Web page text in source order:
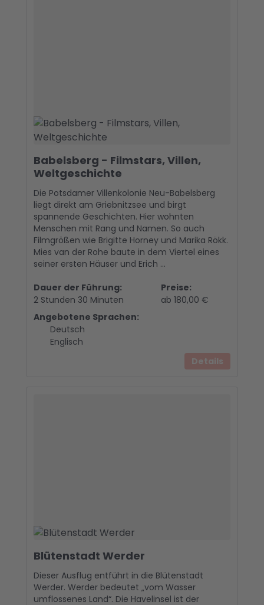
Babelsberg - Filmstars, Villen,
Weltgeschichte
Die Potsdamer Villenkolonie Neu-Babelsberg
liegt direkt am Griebnitzsee und birgt
spannende Geschichten. Hier wohnten
Menschen mit Rang und Namen. So auch
Filmgrößen wie Brigitte Horney und Marika Rökk.
Mies van der Rohe baute in dem Viertel eines
seiner ersten Häuser und Erich ...
Dauer der Führung:
2 Stunden 30 Minuten
Angebotene Sprachen:
Deutsch
Englisch
Preise:
ab 180,00 €
Details
Blütenstadt Werder
Dieser Ausflug entführt in die Blütenstadt
Werder. Werder bedeutet „vom Wasser
umflossenes Land“. Die Havelinsel ist der